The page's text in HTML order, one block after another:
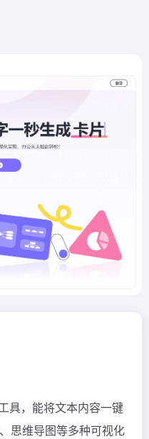
具，能将文本内容一键
思维导图等多种可视化